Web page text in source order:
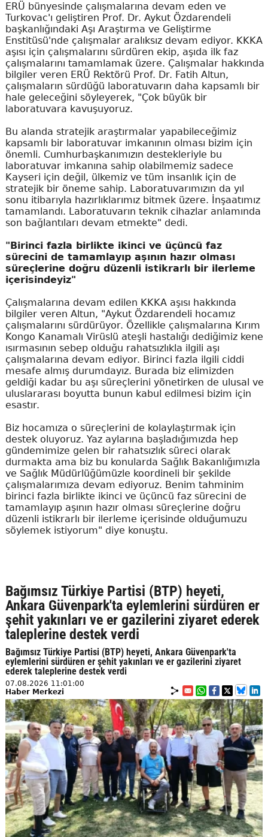
ERÜ bünyesinde çalışmalarına devam eden ve
Turkovac'ı geliştiren Prof. Dr. Aykut Özdarendeli
başkanlığındaki Aşı Araştırma ve Geliştirme
Enstitüsü'nde çalışmalar aralıksız devam ediyor. KKKA
aşısı için çalışmalarını sürdüren ekip, aşıda ilk faz
çalışmalarını tamamlamak üzere. Çalışmalar hakkında
bilgiler veren ERÜ Rektörü Prof. Dr. Fatih Altun,
çalışmaların sürdüğü laboratuvarın daha kapsamlı bir
hale geleceğini söyleyerek, "Çok büyük bir
laboratuvara kavuşuyoruz.
Bu alanda stratejik araştırmalar yapabileceğimiz
kapsamlı bir laboratuvar imkanının olması bizim için
önemli. Cumhurbaşkanımızın destekleriyle bu
laboratuvar imkanına sahip olabilmemiz sadece
Kayseri için değil, ülkemiz ve tüm insanlık için de
stratejik bir öneme sahip. Laboratuvarımızın da yıl
sonu itibarıyla hazırlıklarımız bitmek üzere. İnşaatımız
tamamlandı. Laboratuvarın teknik cihazlar anlamında
son bağlantıları devam etmekte" dedi.
"Birinci fazla birlikte ikinci ve üçüncü faz
sürecini de tamamlayıp aşının hazır olması
süreçlerine doğru düzenli istikrarlı bir ilerleme
içerisindeyiz"
Çalışmalarına devam edilen KKKA aşısı hakkında
bilgiler veren Altun, "Aykut Özdarendeli hocamız
çalışmalarını sürdürüyor. Özellikle çalışmalarına Kırım
Kongo Kanamalı Virüslü ateşli hastalığı dediğimiz kene
ısırmasının sebep olduğu rahatsızlıkla ilgili aşı
çalışmalarına devam ediyor. Birinci fazla ilgili ciddi
mesafe almış durumdayız. Burada biz elimizden
geldiği kadar bu aşı süreçlerini yönetirken de ulusal ve
uluslararası boyutta bunun kabul edilmesi bizim için
esastır.
Biz hocamıza o süreçlerini de kolaylaştırmak için
destek oluyoruz. Yaz aylarına başladığımızda hep
gündemimize gelen bir rahatsızlık süreci olarak
durmakta ama biz bu konularda Sağlık Bakanlığımızla
ve Sağlık Müdürlüğümüzle koordineli bir şekilde
çalışmalarımıza devam ediyoruz. Benim tahminim
birinci fazla birlikte ikinci ve üçüncü faz sürecini de
tamamlayıp aşının hazır olması süreçlerine doğru
düzenli istikrarlı bir ilerleme içerisinde olduğumuzu
söylemek istiyorum" diye konuştu.
Bağımsız Türkiye Partisi (BTP) heyeti,
Ankara Güvenpark'ta eylemlerini sürdüren er
şehit yakınları ve er gazilerini ziyaret ederek
taleplerine destek verdi
Bağımsız Türkiye Partisi (BTP) heyeti, Ankara Güvenpark'ta
eylemlerini sürdüren er şehit yakınları ve er gazilerini ziyaret
ederek taleplerine destek verdi
07.08.2026 11:01:00
Haber Merkezi